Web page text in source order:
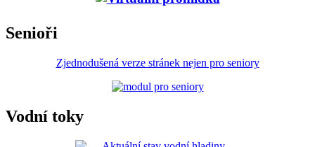
Senioři
Zjednodušená verze stránek nejen pro seniory
Vodní toky